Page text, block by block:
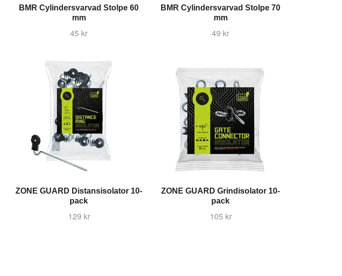
BMR Cylindersvarvad Stolpe 60
mm
45 kr
BMR Cylindersvarvad Stolpe 70
mm
49 kr
ZONE GUARD Distansisolator 10-
pack
129 kr
ZONE GUARD Grindisolator 10-
pack
105 kr